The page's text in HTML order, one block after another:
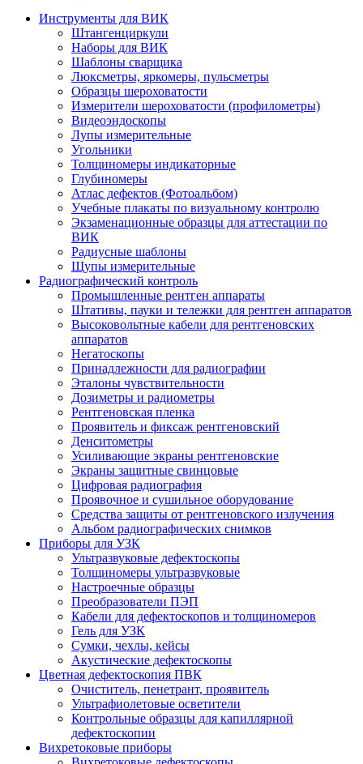
Инструменты для ВИК
Штангенциркули
Наборы для ВИК
Шаблоны сварщика
Люксметры, яркомеры, пульсметры
Образцы шероховатости
Измерители шероховатости (профилометры)
Видеоэндоскопы
Лупы измерительные
Угольники
Толщиномеры индикаторные
Глубиномеры
Атлас дефектов (Фотоальбом)
Учебные плакаты по визуальному контролю
Экзаменационные образцы для аттестации по
ВИК
Радиусные шаблоны
Щупы измерительные
Радиографический контроль
Промышленные рентген аппараты
Штативы, пауки и тележки для рентген аппаратов
Высоковольтные кабели для рентгеновских
аппаратов
Негатоскопы
Принадлежности для радиографии
Эталоны чувствительности
Дозиметры и радиометры
Рентгеновская пленка
Проявитель и фиксаж рентгеновский
Денситометры
Усиливающие экраны рентгеновские
Экраны защитные свинцовые
Цифровая радиография
Проявочное и сушильное оборудование
Средства защиты от рентгеновского излучения
Альбом радиографических снимков
Приборы для УЗК
Ультразвуковые дефектоскопы
Толщиномеры ультразвуковые
Настроечные образцы
Преобразователи ПЭП
Кабели для дефектоскопов и толщиномеров
Гель для УЗК
Сумки, чехлы, кейсы
Акустические дефектоскопы
Цветная дефектоскопия ПВК
Очиститель, пенетрант, проявитель
Ультрафиолетовые осветители
Контрольные образцы для капиллярной
дефектоскопии
Вихретоковые приборы